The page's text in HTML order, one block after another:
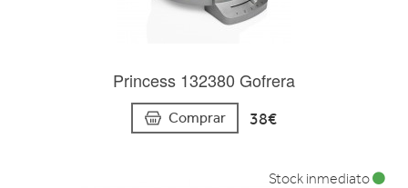
Princess 132380 Gofrera
Comprar 38€
Stock inmediato